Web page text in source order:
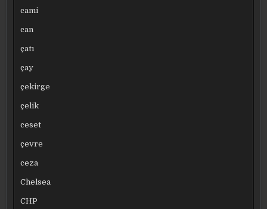
cami
can
çatı
çay
çekirge
çelik
ceset
çevre
ceza
Chelsea
CHP